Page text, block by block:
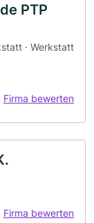
PTP
· Werkstatt
Firma bewerten
Firma bewerten